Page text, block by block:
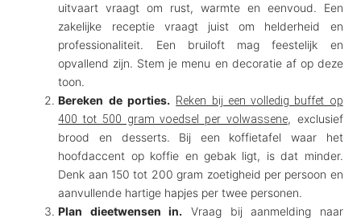
uitvaart vraagt om rust, warmte en eenvoud. Een
zakelijke receptie vraagt juist om helderheid en
professionaliteit. Een bruiloft mag feestelijk en
opvallend zijn. Stem je menu en decoratie af op deze
toon.
Bereken de porties.
Reken bij een volledig buffet op
400 tot 500 gram voedsel per volwassene, exclusief
brood en desserts. Bij een koffietafel waar het
hoofdaccent op koffie en gebak ligt, is dat minder.
Denk aan 150 tot 200 gram zoetigheid per persoon en
aanvullende hartige hapjes per twee personen.
Plan dieetwensen in. Vraag bij aanmelding naar